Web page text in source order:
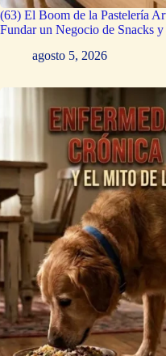
(63) El Boom de la Pastelería
Fundar un Negocio de Snacks y
agosto 5, 2026